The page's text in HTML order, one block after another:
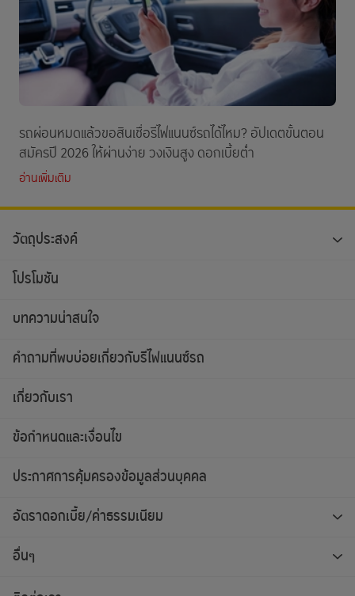
รถผ่อนหมดแล้วขอสินเชื่อรีไฟแนนซ์รถได้ไหม? อัปเดตขั้นตอน
สมัครปี 2026 ให้ผ่านง่าย วงเงินสูง ดอกเบี้ยต่ำ
อ่านเพิ่มเติม
วัตถุประสงค์
โปรโมชัน
บทความน่าสนใจ
คำถามที่พบบ่อยเกี่ยวกับรีไฟแนนซ์รถ
เกี่ยวกับเรา
ข้อกำหนดและเงื่อนไข
ประกาศการคุ้มครองข้อมูลส่วนบุคคล
อัตราดอกเบี้ย/ค่าธรรมเนียม
อื่นๆ